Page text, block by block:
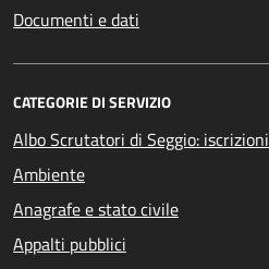
Documenti e dati
CATEGORIE DI SERVIZIO
Albo Scrutatori di Seggio:
Ambiente
Anagrafe e stato civile
Appalti pubblici